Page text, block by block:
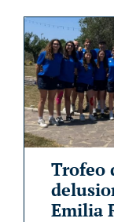
Trofeo
Emilia